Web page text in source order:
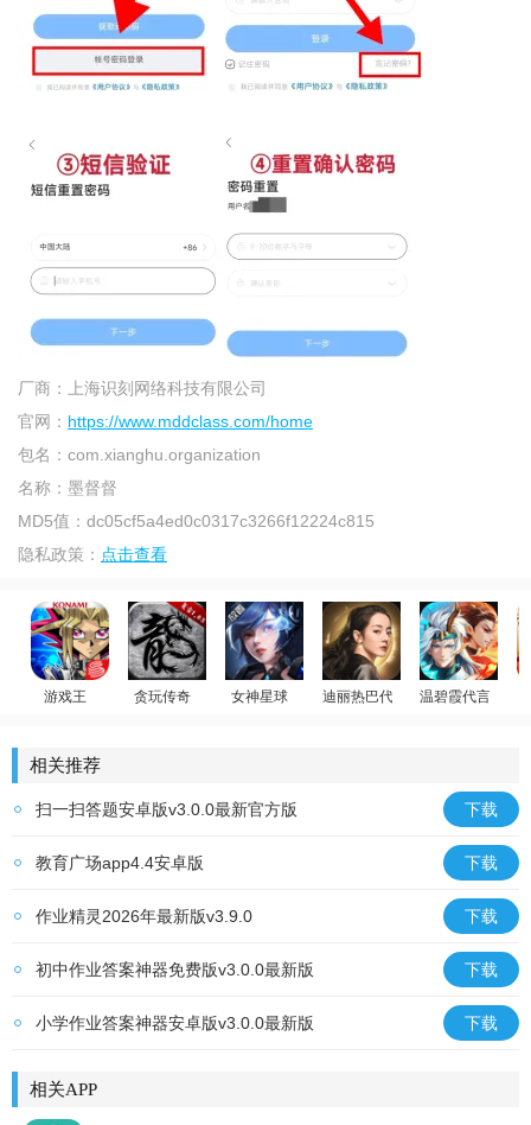
厂商：
上海识刻网络科技有限公司
官网： https://www.mddclass.com/home
包名： com.xianghu.organization
名称： 墨督督
MD5值： dc05cf5a4ed0c0317c3266f12224c815
隐私政策： 点击查看
游戏王
贪玩传奇
女神星球
迪丽热巴代言
温碧霞代言
相关推荐
扫一扫答题安卓版v3.0.0最新官方版 下载
教育广场app4.4安卓版 下载
作业精灵2026年最新版v3.9.0 下载
初中作业答案神器免费版v3.0.0最新版 下载
小学作业答案神器安卓版v3.0.0最新版 下载
相关APP